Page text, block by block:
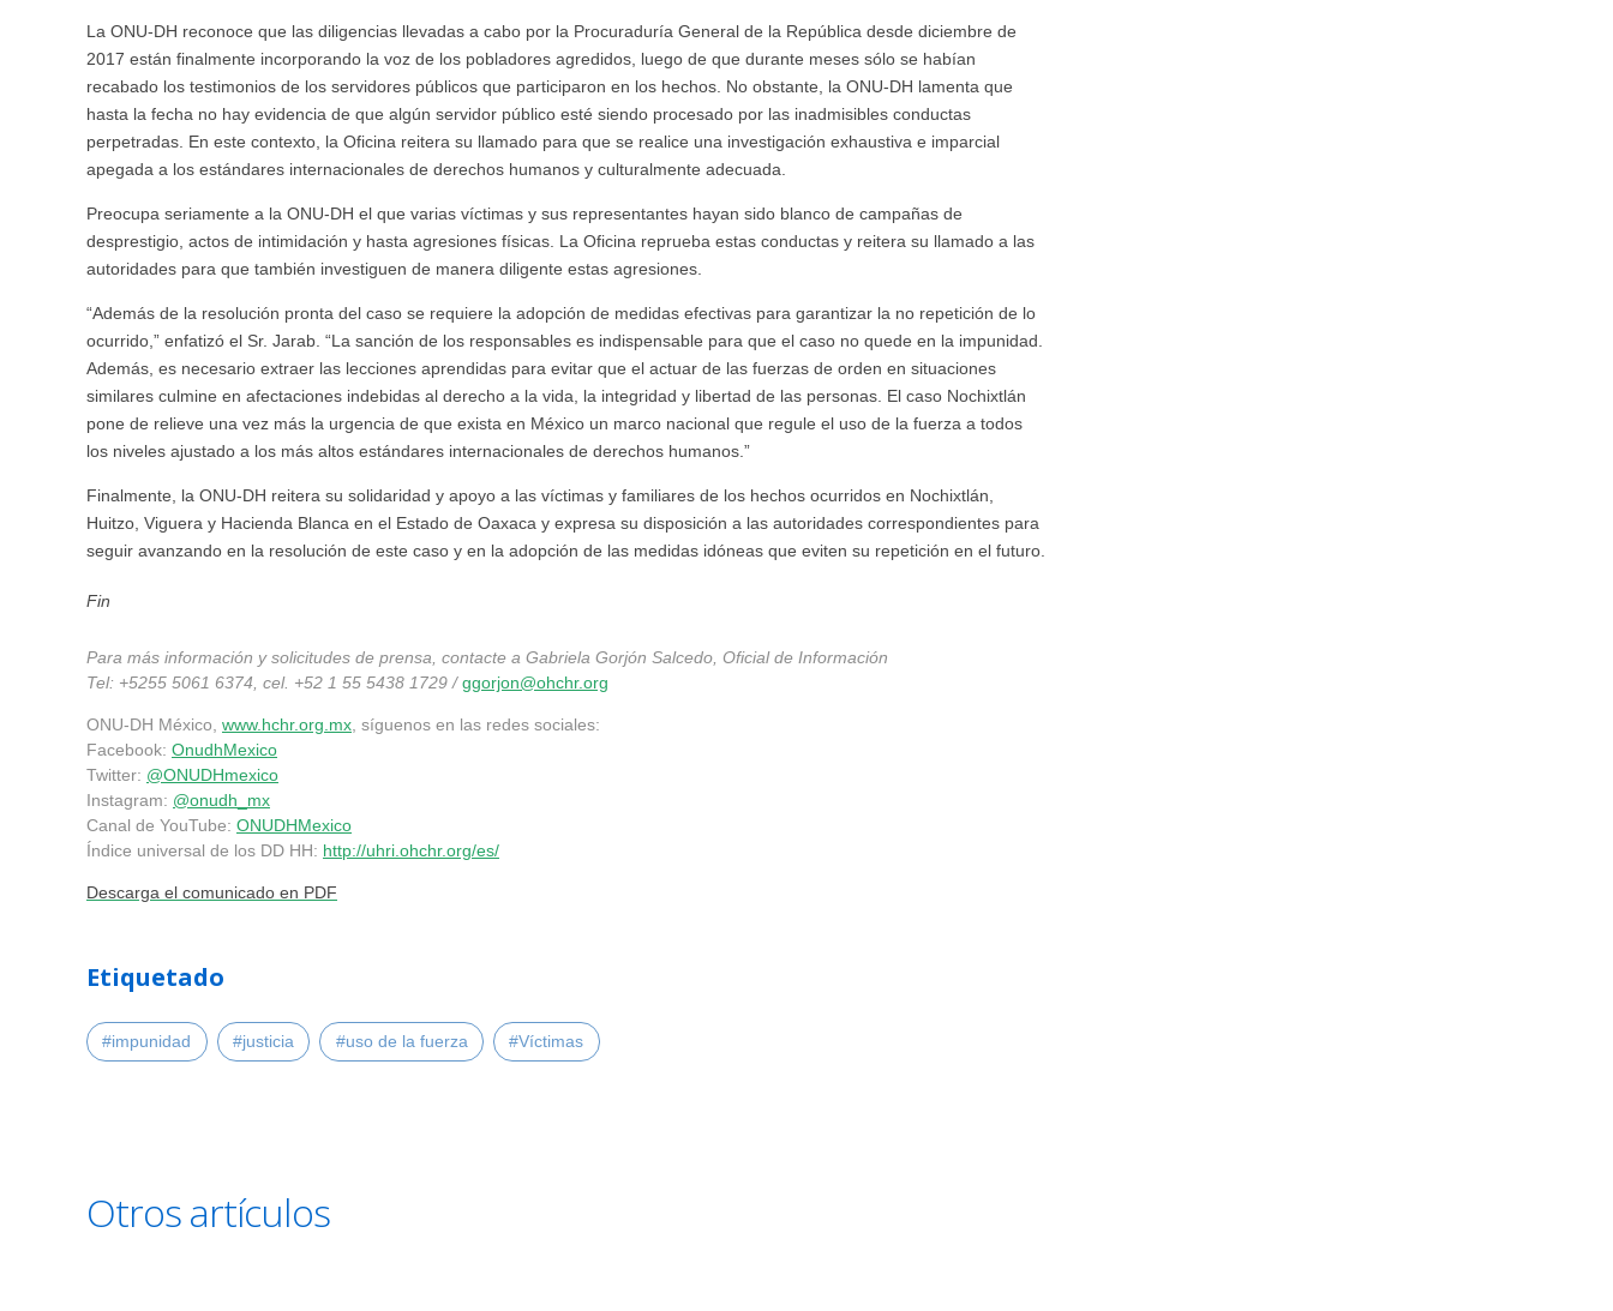
La ONU-DH reconoce que las diligencias llevadas a cabo por la Procuraduría General de la República desde diciembre de
2017 están finalmente incorporando la voz de los pobladores agredidos, luego de que durante meses sólo se habían
recabado los testimonios de los servidores públicos que participaron en los hechos. No obstante, la ONU-DH lamenta que
hasta la fecha no hay evidencia de que algún servidor público esté siendo procesado por las inadmisibles conductas
perpetradas. En este contexto, la Oficina reitera su llamado para que se realice una investigación exhaustiva e imparcial
apegada a los estándares internacionales de derechos humanos y culturalmente adecuada.
Preocupa seriamente a la ONU-DH el que varias víctimas y sus representantes hayan sido blanco de campañas de
desprestigio, actos de intimidación y hasta agresiones físicas. La Oficina reprueba estas conductas y reitera su llamado a las
autoridades para que también investiguen de manera diligente estas agresiones.
“Además de la resolución pronta del caso se requiere la adopción de medidas efectivas para garantizar la no repetición de lo
ocurrido,” enfatizó el Sr. Jarab. “La sanción de los responsables es indispensable para que el caso no quede en la impunidad.
Además, es necesario extraer las lecciones aprendidas para evitar que el actuar de las fuerzas de orden en situaciones
similares culmine en afectaciones indebidas al derecho a la vida, la integridad y libertad de las personas. El caso Nochixtlán
pone de relieve una vez más la urgencia de que exista en México un marco nacional que regule el uso de la fuerza a todos
los niveles ajustado a los más altos estándares internacionales de derechos humanos.”
Finalmente, la ONU-DH reitera su solidaridad y apoyo a las víctimas y familiares de los hechos ocurridos en Nochixtlán,
Huitzo, Viguera y Hacienda Blanca en el Estado de Oaxaca y expresa su disposición a las autoridades correspondientes para
seguir avanzando en la resolución de este caso y en la adopción de las medidas idóneas que eviten su repetición en el futuro.
Fin
Para más información y solicitudes de prensa, contacte a Gabriela Gorjón Salcedo, Oficial de Información
Tel: +5255 5061 6374, cel. +52 1 55 5438 1729 /ggorjon@ohchr.org
ONU-DH México, www.hchr.org.mx , síguenos en las redes sociales:
Facebook: OnudhMexico
Twitter: @ONUDHmexico
Instagram: @onudh_mx
Canal de YouTube: ONUDHMexico
Índice universal de los DD HH: http://uhri.ohchr.org/es/
Descarga el comunicado en PDF
Etiquetado
#impunidad #justicia #uso de la fuerza #Víctimas
Otros artículos